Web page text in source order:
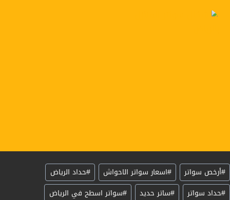
وسوم
المقال:
#أرخص سواتر #اسعار سواتر الاحواش #حداد الرياض
#حداد سواتر #ساتر حديد #سواتر اسطح في الرياض